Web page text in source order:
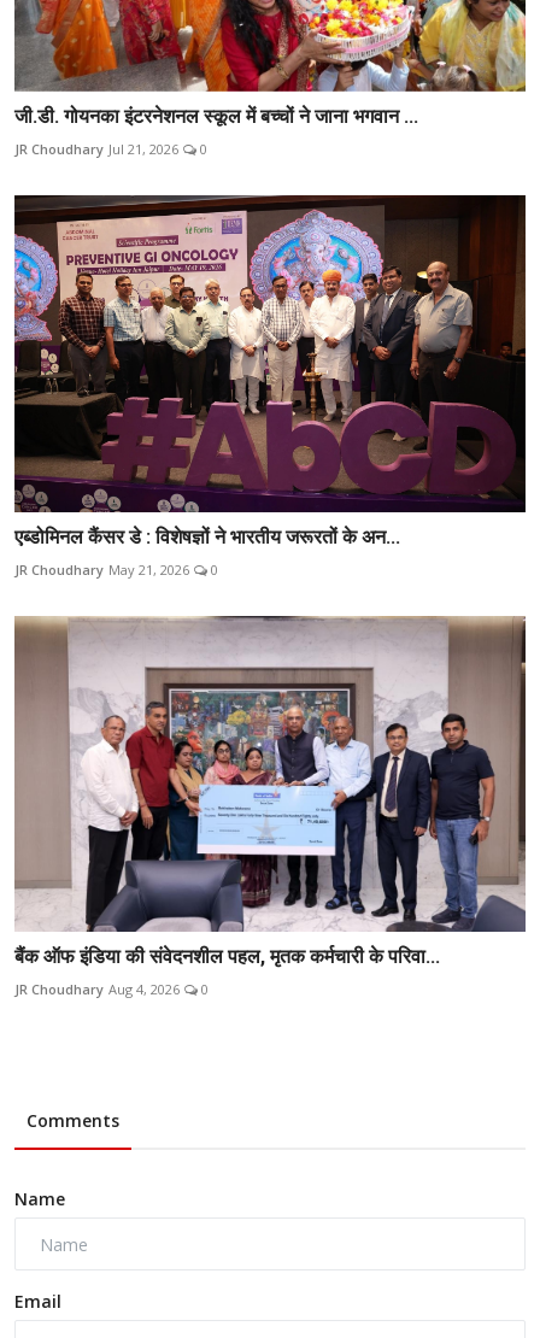
जी.डी. गोयनका इंटरनेशनल स्कूल में बच्चों ने जाना भगवान ...
JR Choudhary Jul 21, 2026 0
एब्डोमिनल कैंसर डे : विशेषज्ञों ने भारतीय जरूरतों के अन...
JR Choudhary May 21, 2026 0
बैंक ऑफ इंडिया की संवेदनशील पहल, मृतक कर्मचारी के परिवा...
JR Choudhary Aug 4, 2026 0
Comments
Name
Email